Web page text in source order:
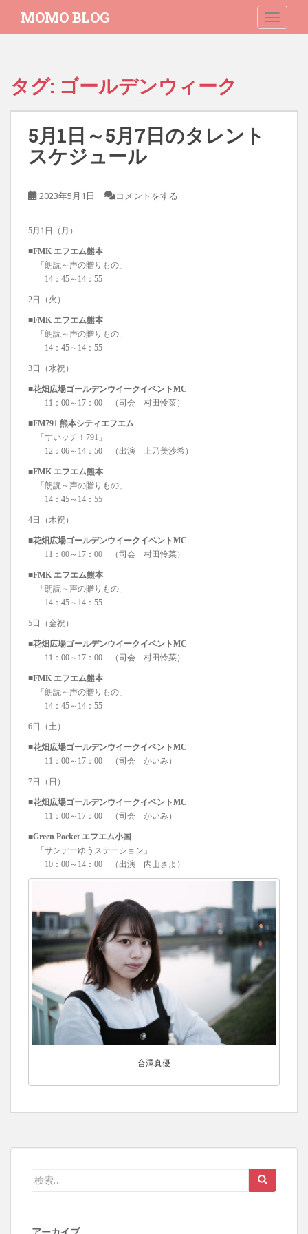
i
MOMO BLOG
タグ: ゴールデンウィーク
5月1日～5月7日のタレント
スケジュール
2023年5月1日 コメントをする
5月1日（月）
■FMK エフエム熊本
「朗読～声の贈りもの」
14：45～14：55
2日（火）
■FMK エフエム熊本
「朗読～声の贈りもの」
14：45～14：55
3日（水祝）
■花畑広場ゴールデンウイークイベントMC
11：00～17：00 （司会 村田怜菜）
■FM791 熊本シティエフエム
「すいッチ！791」
12：06～14：50 （出演 上乃美沙希）
■FMK エフエム熊本
「朗読～声の贈りもの」
14：45～14：55
4日（木祝）
■花畑広場ゴールデンウイークイベントMC
11：00～17：00 （司会 村田怜菜）
■FMK エフエム熊本
「朗読～声の贈りもの」
14：45～14：55
5日（金祝）
■花畑広場ゴールデンウイークイベントMC
11：00～17：00 （司会 村田怜菜）
■FMK エフエム熊本
「朗読～声の贈りもの」
14：45～14：55
6日（土）
■花畑広場ゴールデンウイークイベントMC
11：00～17：00 （司会 かいみ）
7日（日）
■花畑広場ゴールデンウイークイベントMC
11：00～17：00 （司会 かいみ）
■Green Pocket エフエム小国
「サンデーゆうステーション」
10：00～14：00 （出演 内山さよ）
合澤真優
検